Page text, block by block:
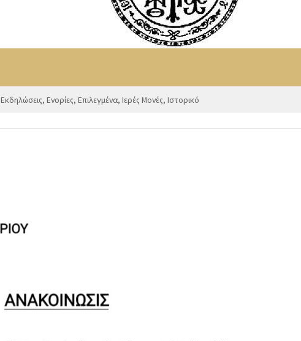
Εκδηλώσεις, Ενορίες, Επιλεγμένα, Ιερές Μονές, Ιστορικό